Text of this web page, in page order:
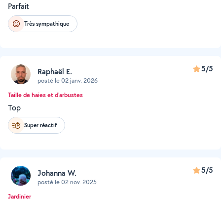
Parfait
Très sympathique
Raphaël E.
posté le 02 janv. 2026
5/5
Taille de haies et d'arbustes
Top
Super réactif
Johanna W.
posté le 02 nov. 2025
5/5
Jardinier